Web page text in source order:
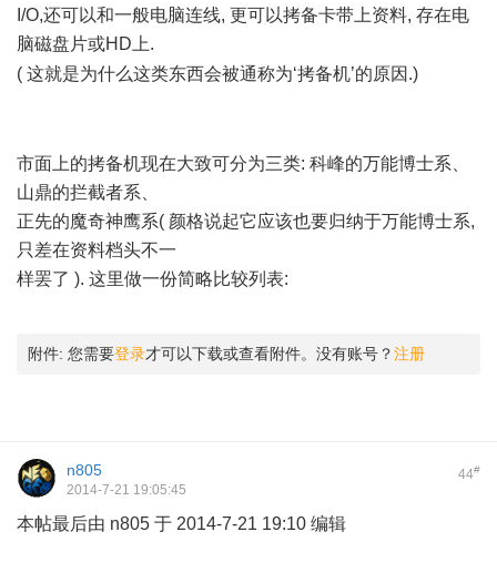
I/O,还可以和一般电脑连线, 更可以拷备卡带上资料, 存在电
脑磁盘片或HD上.
( 这就是为什么这类东西会被通称为‘拷备机’的原因.)
市面上的拷备机现在大致可分为三类: 科峰的万能博士系、
山鼎的拦截者系、
正先的魔奇神鹰系( 颜格说起它应该也要归纳于万能博士系,
只差在资料档头不一
样罢了 ). 这里做一份简略比较列表:
附件: 您需要登录才可以下载或查看附件。没有账号？注册
44#
n805
2014-7-21 19:05:45
本帖最后由 n805 于 2014-7-21 19:10 编辑